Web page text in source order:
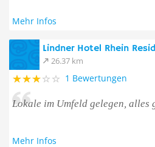
Mehr Infos
Lindner Hotel Rhein
26.37 km
1 Bewertungen
Lokale im Umfeld gelegen, alles
Mehr Infos